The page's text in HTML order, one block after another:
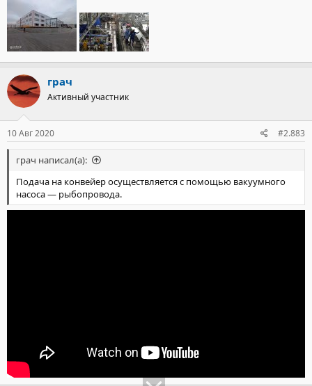
грач
Активный участник
10 Авг 2020 #2.883
грач написал(а):
Подача на конвейер осуществляется с помощью вакуумного
насоса — рыбопровода.